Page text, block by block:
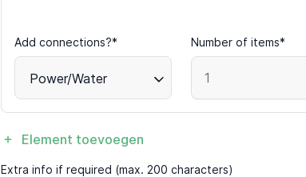
Add connections?*
Power/Water
Number of items*
Element toevoegen
Extra info if required (max. 200 characters)